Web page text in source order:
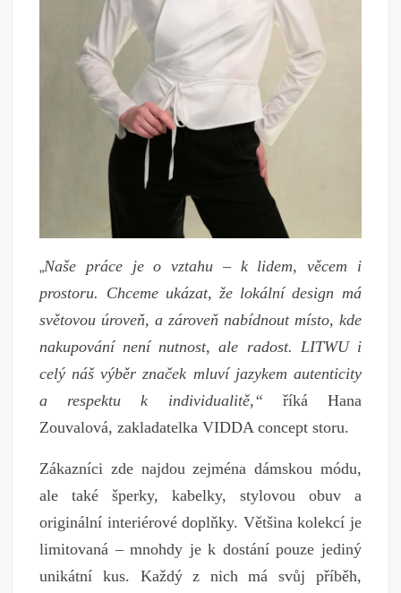
„Naše práce je o vztahu – k lidem, věcem i
prostoru. Chceme ukázat, že lokální design má
světovou úroveň, a zároveň nabídnout místo, kde
nakupování není nutnost, ale radost. LITWU i
celý náš výběr značek mluví jazykem autenticity
a respektu k individualitě,“ říká Hana
Zouvalová, zakladatelka VIDDA concept storu.
Zákazníci zde najdou zejména dámskou módu,
ale také šperky, kabelky, stylovou obuv a
originální interiérové doplňky. Většina kolekcí je
limitovaná – mnohdy je k dostání pouze jediný
unikátní kus. Každý z nich má svůj příběh,